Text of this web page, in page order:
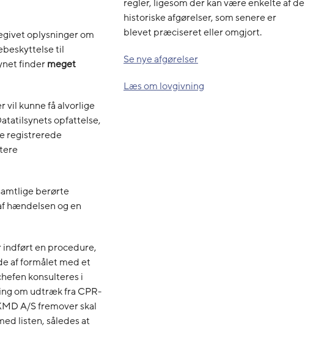
oplysninger om
til
findermeget
vil kunne få alvorlige
opfattelse,
registrerede
berørte
hændelsen og en
indført en procedure,
af formålet med et
konsulteres i
om udtræk fra CPR-
A/S fremover skal
listen, således at
regler, ligesom der kan være enkelte af de
historiske afgørelser, som senere er
blevet præciseret eller omgjort.
Se nye afgørelser
Læs om lovgivning